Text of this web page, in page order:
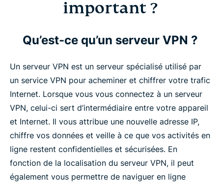
important ?
Qu’est-ce qu’un serveur VPN ?
Un serveur VPN est un serveur spécialisé utilisé par
un service VPN pour acheminer et chiffrer votre trafic
Internet. Lorsque vous vous connectez à un serveur
VPN, celui-ci sert d’intermédiaire entre votre appareil
et Internet. Il vous attribue une nouvelle adresse IP,
chiffre vos données et veille à ce que vos activités en
ligne restent confidentielles et sécurisées. En
fonction de la localisation du serveur VPN, il peut
également vous permettre de naviguer en ligne